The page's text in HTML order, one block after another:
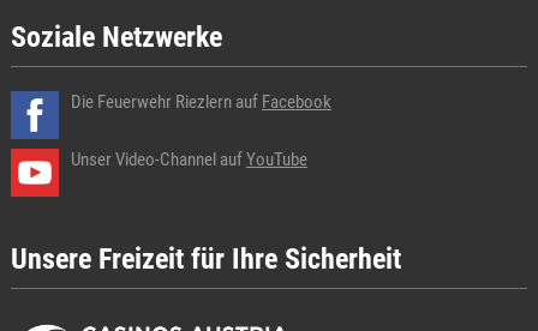
Soziale Netzwerke
Die Feuerwehr Riezlern auf Facebook
Unser Video-Channel auf YouTube
Unsere Freizeit für Ihre Sicherheit